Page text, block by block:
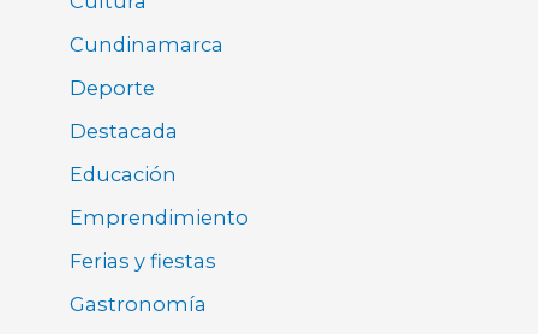
Cundinamarca
Deporte
Destacada
Educación
Emprendimiento
Ferias y fiestas
Gastronomía